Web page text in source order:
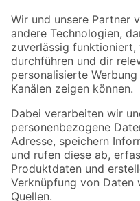
Der toom Newsletter: Keine
Zur Newsletter
Folge uns
Zahlungsarten